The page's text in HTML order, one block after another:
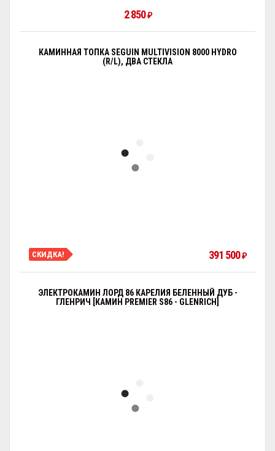
2 850₽
КАМИННАЯ ТОПКА SEGUIN MULTIVISION 8000 HYDRO
(R/L), ДВА СТЕКЛА
СКИДКА! 391 500₽
ЭЛЕКТРОКАМИН ЛОРД 86 КАРЕЛИЯ БЕЛЕННЫЙ ДУБ -
ГЛЕНРИЧ [КАМИН PREMIER S86 - GLENRICH]